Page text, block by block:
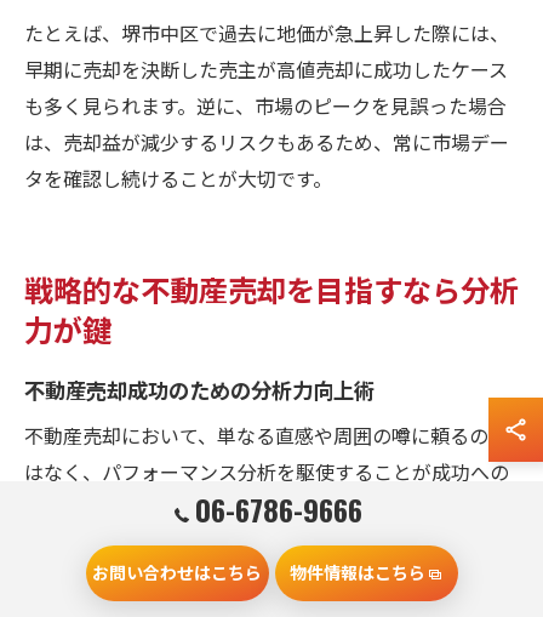
たとえば、堺市中区で過去に地価が急上昇した際には、
早期に売却を決断した売主が高値売却に成功したケース
も多く見られます。逆に、市場のピークを見誤った場合
は、売却益が減少するリスクもあるため、常に市場デー
タを確認し続けることが大切です。
戦略的な不動産売却を目指すなら分析
力が鍵
不動産売却成功のための分析力向上術
不動産売却において、単なる直感や周囲の噂に頼るので
はなく、パフォーマンス分析を駆使することが成功への
近道です。分析力を高めることで、堺市中区や大阪府全
体の市場動向を正確に把握でき、売却のタイミングや価
格設定がより戦略的に行えます。
06-6786-9666
お問い合わせはこちら 物件情報はこちら